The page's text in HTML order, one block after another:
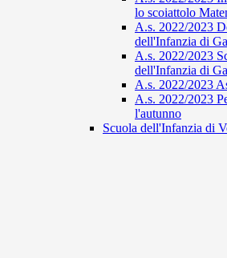
lo scoiattolo
A.s. 2022/2023
dell'Infanzia di
A.s. 2022/2023
dell'Infanzia di
A.s. 2022/2023
A.s. 2022/2023
l'autunno
Scuola dell'Infanzia di